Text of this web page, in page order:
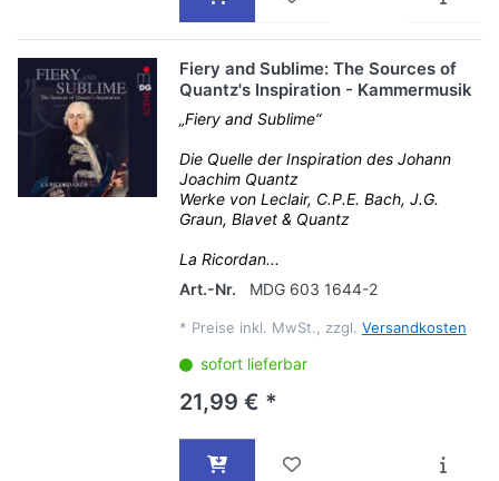
Fiery and Sublime: The Sources of
Quantz's Inspiration - Kammermusik
„Fiery and Sublime“
Die Quelle der Inspiration des Johann
Joachim Quantz
Werke von Leclair, C.P.E. Bach, J.G.
Graun, Blavet & Quantz
La Ricordan...
Art.-Nr.
MDG 603 1644-2
* Preise inkl. MwSt., zzgl. Versandkosten
sofort lieferbar
21,99 € *